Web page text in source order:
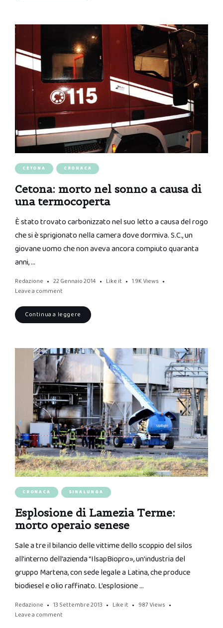
CETONA CRONACA
Cetona: morto nel sonno a causa di
una termocoperta
È stato trovato carbonizzato nel suo letto a causa del rogo
che si è sprigionato nella camera dove dormiva. S.C., un
giovane uomo che non aveva ancora compiuto quaranta
anni, …
Redazione 22 Gennaio 2014 Like it 1.9K Views
Leave a comment
Continua a leggere
CRONACA SINALUNGA
Esplosione di Lamezia Terme:
morto operaio senese
Sale a tre il bilancio delle vittime dello scoppio del silos
all’interno dell’azienda “IlsapBiopro», un’industria del
gruppo Martena, con sede legale a Latina, che produce
biodiesel e olio raffinato. L’esplosione …
Redazione 13 Settembre 2013 Like it 987Views
Leave a comment